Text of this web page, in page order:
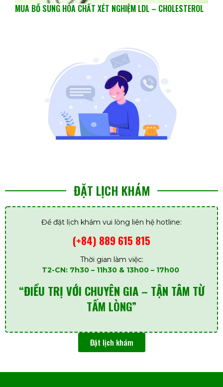
MUA BỔ SUNG HÓA CHẤT XÉT NGHIỆM LDL – CHOLESTEROL
ĐẶT LỊCH KHÁM
Để đặt lịch khám vui lòng liên hệ hotline:
(+84) 889 615 815
Thời gian làm việc:
T2-CN: 7h30 – 11h30 & 13h00 – 17h00
“ĐIỀU TRỊ VỚI CHUYÊN GIA – TẬN TÂM TỪ
TẤM LÒNG”
Đặt lịch khám